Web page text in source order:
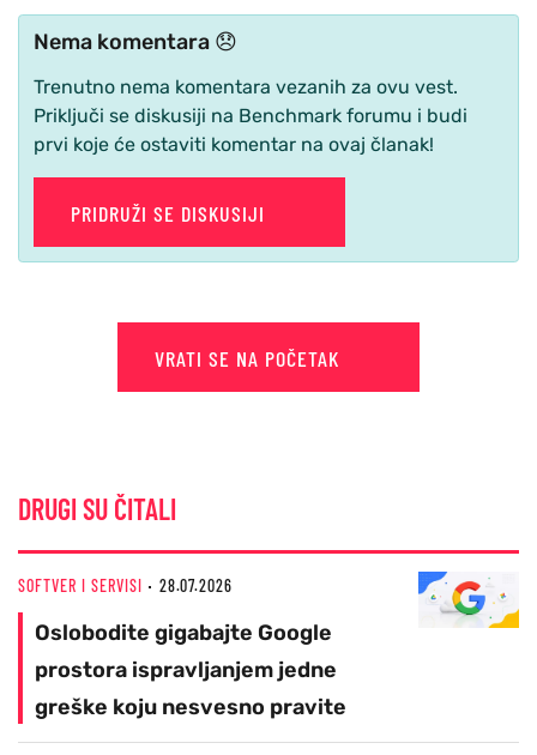
Nema komentara 😞
Trenutno nema komentara vezanih za ovu vest.
Priključi se diskusiji na Benchmark forumu i budi
prvi koje će ostaviti komentar na ovaj članak!
PRIDRUŽI SE DISKUSIJI
VRATI SE NA POČETAK
DRUGI SU ČITALI
SOFTVER I SERVISI 28.07.2026
Oslobodite gigabajte Google
prostora ispravljanjem jedne
greške koju nesvesno pravite